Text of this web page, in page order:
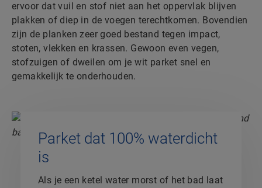
ervoor dat vuil en stof niet aan het oppervlak blijven
plakken of diep in de voegen terechtkomen. Bovendien
zijn de planken zeer goed bestand tegen impact,
stoten, vlekken en krassen. Gewoon even vegen,
stofzuigen of dweilen om je wit parket snel en
gemakkelijk te onderhouden.
Parket dat 100% waterdicht
is
Als je een ketel water morst of het bad laat